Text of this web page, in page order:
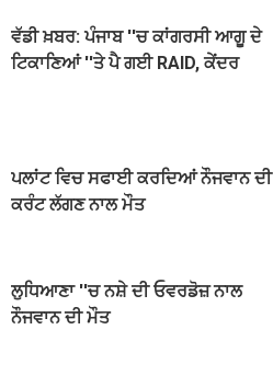
ਵੱਡੀ ਖ਼ਬਰ: ਪੰਜਾਬ ''ਚ ਕਾਂਗਰਸੀ ਆਗੂ ਦੇ
ਟਿਕਾਣਿਆਂ ''ਤੇ ਪੈ ਗਈ RAID, ਕੇਂਦਰ
ਪਲਾਂਟ ਵਿਚ ਸਫਾਈ ਕਰਦਿਆਂ ਨੌਜਵਾਨ ਦੀ
ਕਰੰਟ ਲੱਗਣ ਨਾਲ ਮੌਤ
ਲੁਧਿਆਣਾ ''ਚ ਨਸ਼ੇ ਦੀ ਓਵਰਡੋਜ਼ ਨਾਲ
ਨੌਜਵਾਨ ਦੀ ਮੌਤ